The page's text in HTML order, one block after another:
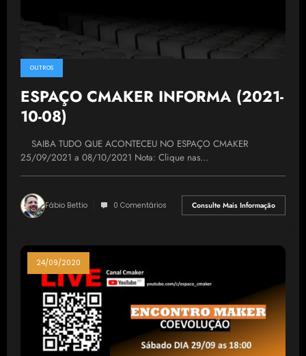
OUTROS
ESPAÇO CMAKER INFORMA (2021-
10-08)
SAIBA TUDO QUE ACONTECEU NO ESPAÇO CMAKER
25/09/2021 a 08/10/2021 Nota: Clique nas…
Fábio Bettio 0 Comentários Consulte Mais Informação
24/09/2020